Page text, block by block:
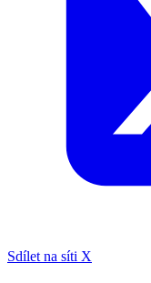
Sdílet na síti X